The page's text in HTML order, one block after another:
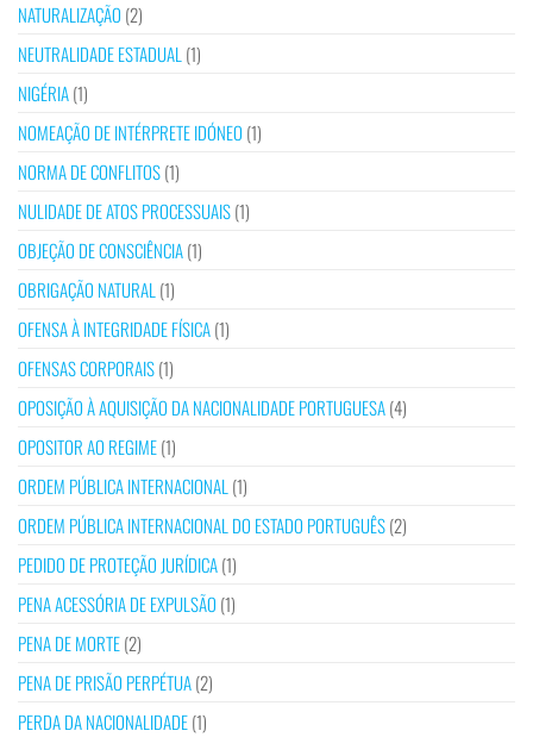
NATURALIZAÇÃO (2)
NEUTRALIDADE ESTADUAL (1)
NIGÉRIA(1)
NOMEAÇÃO DE INTÉRPRETE IDÓNEO (1)
NORMA DE CONFLITOS(1)
NULIDADE DE ATOS PROCESSUAIS(1)
OBJEÇÃO DE CONSCIÊNCIA(1)
OBRIGAÇÃO NATURAL (1)
OFENSA À INTEGRIDADE FÍSICA(1)
OFENSAS CORPORAIS(1)
OPOSIÇÃO À AQUISIÇÃO DA NACIONALIDADE PORTUGUESA(4)
OPOSITOR AO REGIME(1)
ORDEM PÚBLICA INTERNACIONAL (1)
ORDEM PÚBLICA INTERNACIONAL DO ESTADO PORTUGUÊS(2)
PEDIDO DE PROTEÇÃO JURÍDICA(1)
PENA ACESSÓRIA DE EXPULSÃO (1)
PENA DE MORTE(2)
PENA DE PRISÃO PERPÉTUA(2)
PERDA DA NACIONALIDADE(1)